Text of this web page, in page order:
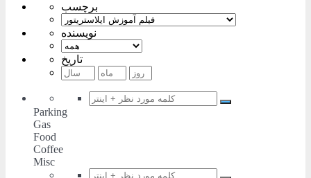
برچسب
نویسنده
تاریخ
Parking
Gas
Food
Coffee
Misc